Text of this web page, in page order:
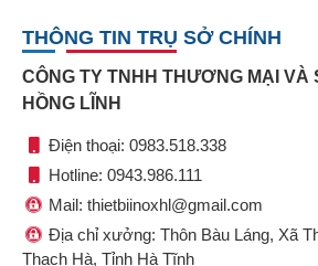
THÔNG TIN TRỤ SỞ CHÍNH
CÔNG TY TNHH THƯƠNG MẠI VÀ
HỒNG LĨNH
Điện thoại: 0983.518.338
Hotline: 0943.986.111
Mail: thietbiinoxhl@gmail.com
Địa chỉ xưởng: Thôn Bàu Láng, Xã
Thạch Hà, Tỉnh Hà Tĩnh